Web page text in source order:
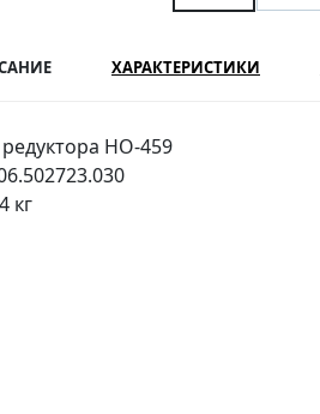
ХАРАКТЕРИСТИКИ
НО-459
кг